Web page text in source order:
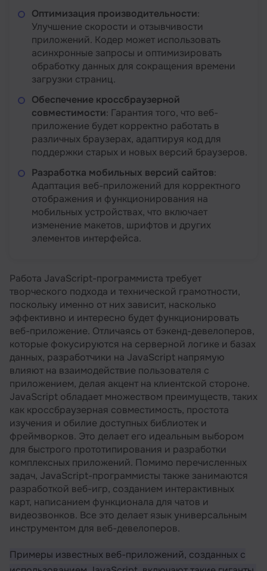
Оптимизация производительности:
Улучшение скорости и отзывчивости
приложений. Кодер может использовать
асинхронные запросы и оптимизировать
обработку данных для сокращения времени
загрузки страниц.
Обеспечение кроссбраузерной
совместимости: Гарантия того, что веб-
приложение будет корректно работать в
различных браузерах, адаптируя код для
поддержки старых и новых версий браузеров.
Разработка мобильных версий сайтов:
Адаптация веб-приложений для корректного
отображения и функционирования на
мобильных устройствах, что включает
изменение макетов, шрифтов и других
элементов интерфейса.
Работа JavaScript-программиста требует
творческого подхода и технической грамотности,
поскольку именно от них зависит, насколько
эффективно и интересно будет функционировать
веб-приложение. Отличаясь от бэкенд-девелоперов,
которые фокусируются на серверной логике и базах
данных, разработчики на JavaScript напрямую
влияют на взаимодействие пользователя с
приложением, делая акцент на клиентской стороне.
JavaScript обладает множеством преимуществ, таких
как кроссбраузерная совместимость, простота
изучения и обилие доступных библиотек и
фреймворков. Это делает его идеальным выбором
для быстрого прототипирования и разработки
комплексных приложений. Помимо перечисленных
задач, JavaScript-программисты также занимаются
разработкой веб-игр, созданием интерактивных
карт, написанием функционала для чатов и
видеозвонков. Все это делает язык универсальным
инструментом для веб-девелоперов.
Примеры известных веб-приложений, созданных с